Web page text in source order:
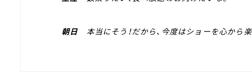
朝日 本当にそう！だから、今度はショーを心から